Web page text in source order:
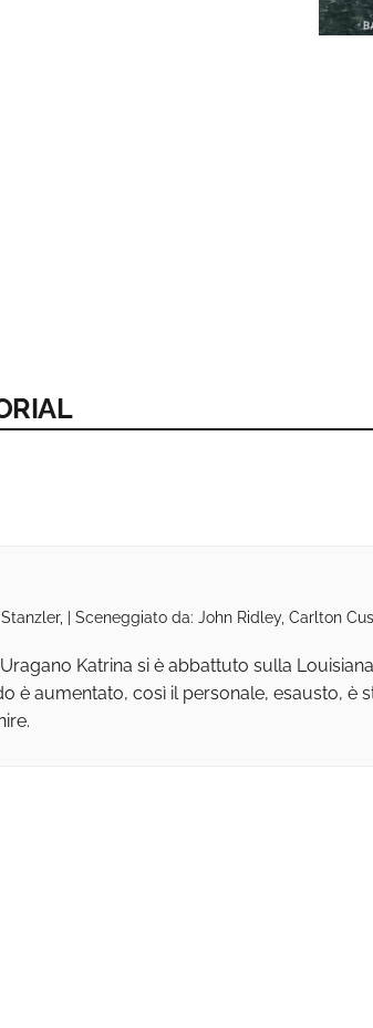
| Sceneggiato da: John Ridley, Carlton
Katrina si è abbattuto sulla
è aumentato, così il personale, esausto, è